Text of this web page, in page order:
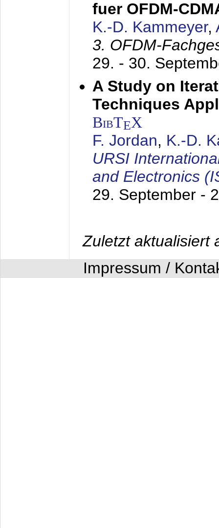
fuer OFDM-
K.-D. Kammeyer,
3. OFDM-
29. - 30.
A Study on
Techniques
BibTEX
F. Jordan, K.-D.
URSI
and Electronics
29. September -
Zuletzt aktualisiert
Impressum /